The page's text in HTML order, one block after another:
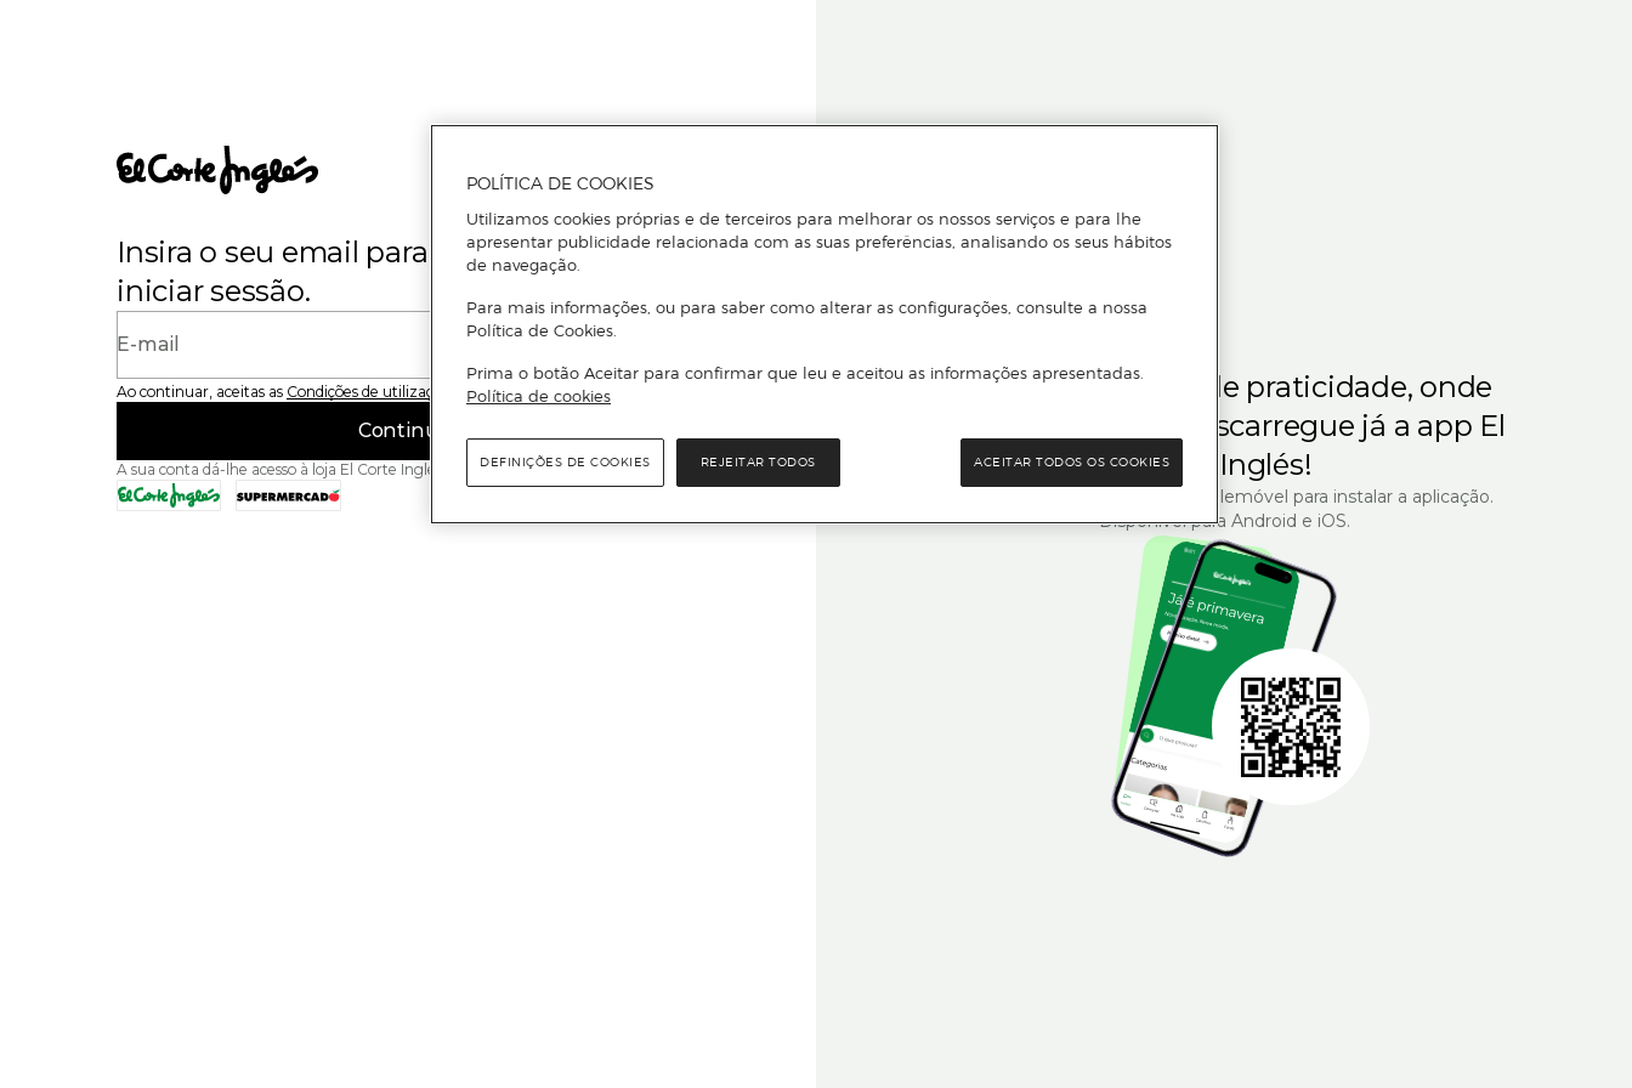
Insira o seu email para se registar ou
iniciar sessão.
E-mail
Ao continuar, aceitas as Condições de utilização do site
Continuar
A sua conta dá-lhe acesso à loja El Corte Inglés e ao Supermercado El Corte Inglés.
Para quem gosta de praticidade, onde
Descarregue já a app El
Corte Inglés!
Leia o código QR com o seu telemóvel para instalar a aplicação.
Disponível para Android e iOS.
POLÍTICA DE COOKIES
Utilizamos cookies próprias e de terceiros para melhorar os nossos serviços e para lhe
apresentar publicidade relacionada com as suas preferências, analisando os seus hábitos
de navegação.
Para mais informações, ou para saber como alterar as configurações, consulte a nossa
Política de Cookies.
Prima o botão Aceitar para confirmar que leu e aceitou as informações apresentadas.
Política de cookies
REJEITAR TODOS ACEITAR TODOS OS COOKIES
DEFINIÇÕES DE COOKIES